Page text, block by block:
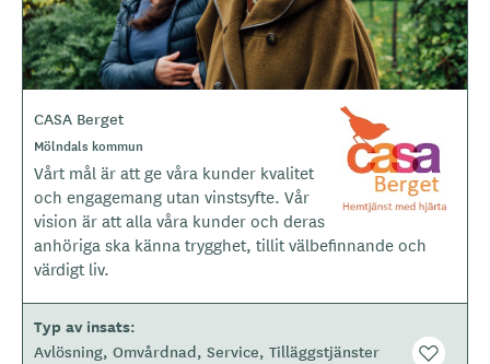
L
g
t
y
CASA Berget
O
r
å
d
e
Mölndals kommun
Vårt mål är att ge våra kunder kvalitet
och engagemang utan vinstsyfte. Vår
vision är att alla våra kunder och deras
anhöriga ska känna trygghet, tillit välbefinnande och
värdigt liv.
Typ av insats
Avlösning Omvårdnad Service Tilläggstjänster